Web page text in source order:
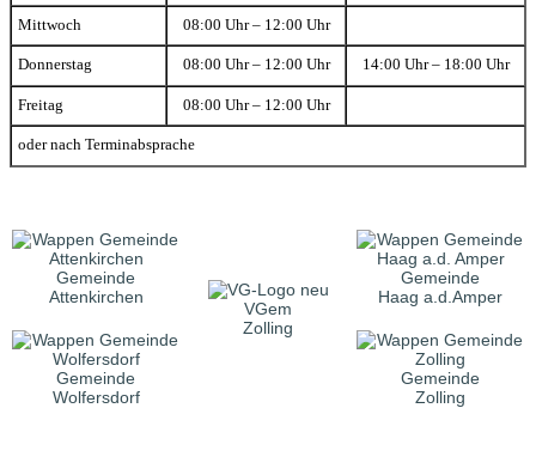
Mittwoch 08:00 Uhr – 12:00 Uhr
Donnerstag 08:00 Uhr – 12:00 Uhr 14:00 Uhr – 18:00 Uhr
Freitag 08:00 Uhr – 12:00 Uhr
oder nach Terminabsprache
Gemeinde
Attenkirchen
VGem
Zolling
Gemeinde
Haag a.d.Amper
Gemeinde
Wolfersdorf
Gemeinde
Zolling